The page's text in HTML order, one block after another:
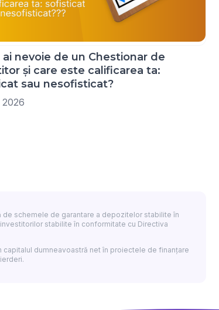
ai nevoie de un Chestionar de
și care este calificarea ta:
sau nesofisticat?
2026
schemele de garantare a depozitelor stabilite în
stabilite în conformitate cu Directiva
dumneavoastră net în proiectele de finanțare